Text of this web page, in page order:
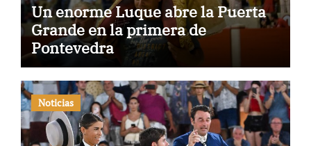
Un enorme Luque abre la Puerta
Grande en la primera de
Pontevedra
Noticias